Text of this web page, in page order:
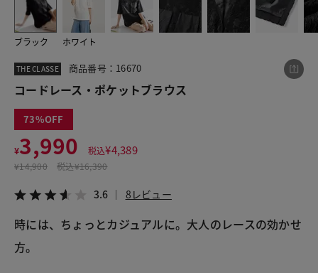
ブラック ホワイト
1 13
THE CLASSE 商品番号：16670
コードレース・ポケットブラウス
73
¥3,990 税込¥4,389
¥14,900 税込¥16,390
3.6 8レビュー
時には、ちょっとカジュアルに。大人のレースの効かせ
方。
この商品をシェアする
¥3,990 税込¥4,389